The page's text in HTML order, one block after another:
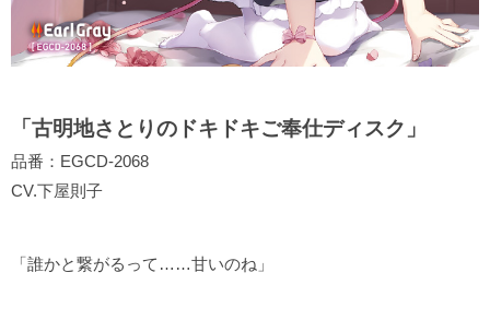
「古明地さとりのドキドキご奉仕ディスク」
品番：EGCD-2068
CV.下屋則子
「誰かと繋がるって……甘いのね」